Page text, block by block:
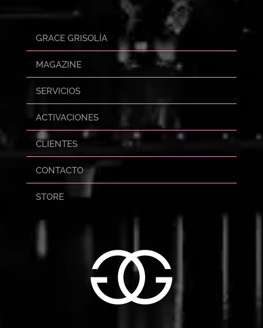
GRACE GRISOLÍA
MAGAZINE
SERVICIOS
ACTIVACIONES
CLIENTES
CONTACTO
STORE